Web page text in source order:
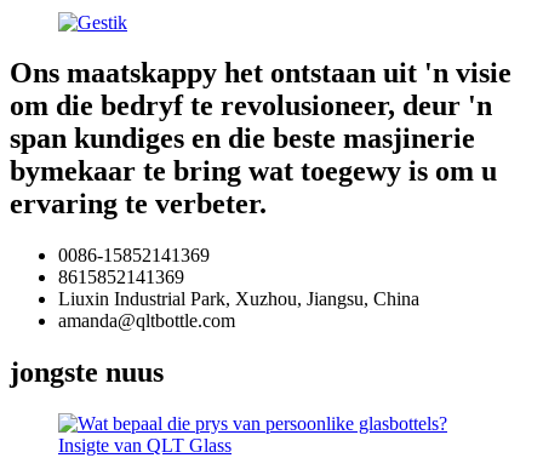
Ons maatskappy het ontstaan ​​uit 'n visie
om die bedryf te revolusioneer, deur 'n
span kundiges en die beste masjinerie
bymekaar te bring wat toegewy is om u
ervaring te verbeter.
0086-15852141369
8615852141369
Liuxin Industrial Park, Xuzhou, Jiangsu, China
amanda@qltbottle.com
jongste nuus